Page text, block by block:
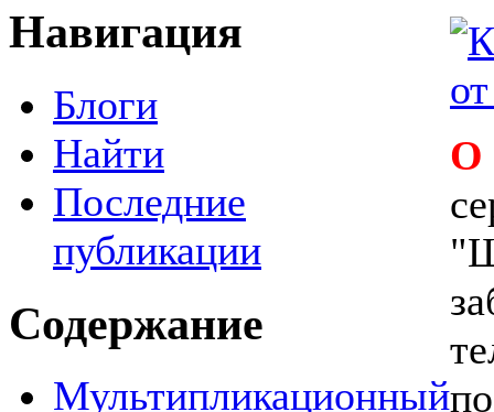
Навигация
Блоги
Найти
Последние
публикации
Содержание
Мультипликационный
О